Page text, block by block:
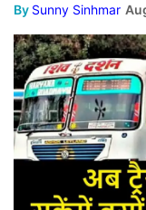
By Sunny Sinhmar